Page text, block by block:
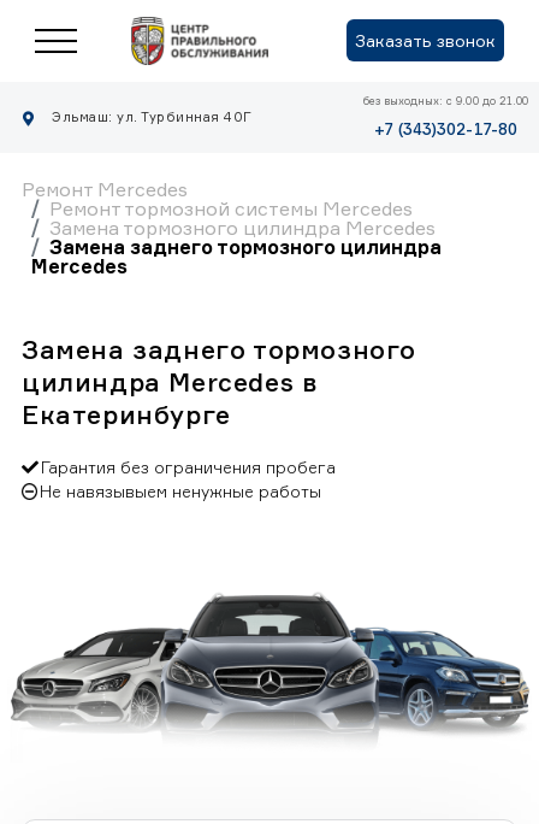
Заказать звонок
Эльмаш: ул. Турбинная 40Г
без выходных: с 9.00 до 21.00
+7 (343)302-17-80
Ремонт Mercedes
Ремонт тормозной системы Mercedes
Замена тормозного цилиндра Mercedes
Замена заднего тормозного цилиндра
Mercedes
Замена заднего тормозного
цилиндра Mercedes в
Екатеринбурге
Гарантия без ограничения пробега
Не навязывыем ненужные работы